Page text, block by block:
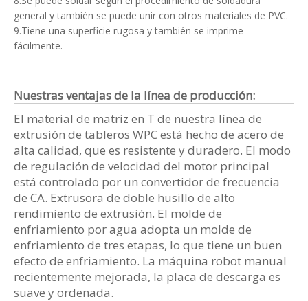
general y también se puede unir con otros materiales de PVC.
9.Tiene una superficie rugosa y también se imprime
fácilmente.
Nuestras ventajas de la línea de producción:
El material de matriz en T de nuestra línea de
extrusión de tableros WPC está hecho de acero de
alta calidad, que es resistente y duradero. El modo
de regulación de velocidad del motor principal
está controlado por un convertidor de frecuencia
de CA. Extrusora de doble husillo de alto
rendimiento de extrusión. El molde de
enfriamiento por agua adopta un molde de
enfriamiento de tres etapas, lo que tiene un buen
efecto de enfriamiento. La máquina robot manual
recientemente mejorada, la placa de descarga es
suave y ordenada.